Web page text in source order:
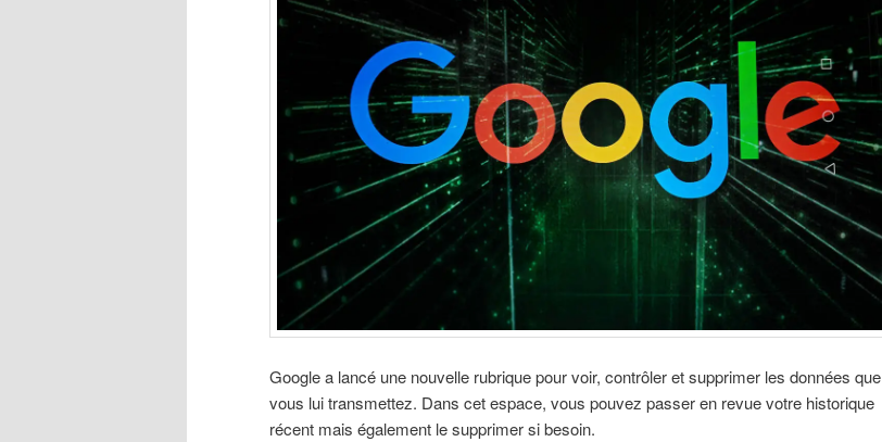
Google a lancé une nouvelle rubrique pour voir, contrôler et supprimer les données que
vous lui transmettez. Dans cet espace, vous pouvez passer en revue votre historique
récent mais également le supprimer si besoin.